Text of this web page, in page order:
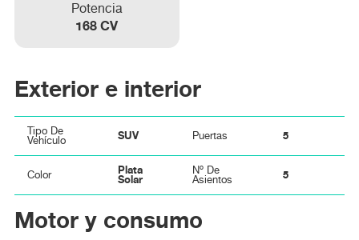
Potencia
168 CV
Exterior e interior
Tipo De
Vehículo
SUV Puertas 5
Color Plata
Solar
Nº De
Asientos
5
Motor y consumo